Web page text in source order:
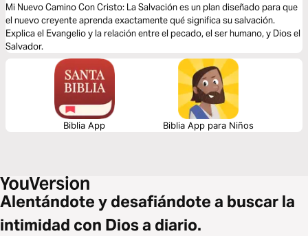
Mi Nuevo Camino Con Cristo: La Salvación es un plan diseñado para que
el nuevo creyente aprenda exactamente qué significa su salvación.
Explica el Evangelio y la relación entre el pecado, el ser humano, y Dios el
Salvador.
Biblia App Biblia App para Niños
Alentándote y desafiándote a buscar la
intimidad con Dios a diario.